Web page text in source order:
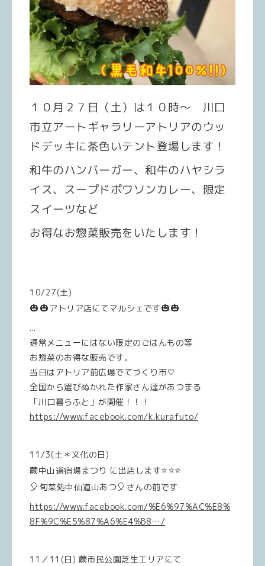
１０月２７日（土）は１０時～ 川口
市立アートギャラリーアトリアのウッ
ドデッキに茶色いテント登場します！
和牛のハンバーガー、和牛のハヤシラ
イス、スープドポワソンカレー、限定
スイーツなど
お得なお惣菜販売をいたします！
10/27(土)
🎃🎃 アトリア店にてマルシェです🎃🎃
...
通常メニューにはない限定のごはんもの等
お惣菜のお得な販売です。
当日はアトリア前広場でてづくり市♡
全国から選びぬかれた作家さん達があつまる
「川口暮らふと」が開催！！！
https://www.facebook.com/k.kurafuto/
11/3(土＊文化の日)
蕨中山道宿場まつり に出店します⭐️⭐️⭐️
🎈 旬菜処中仙道山あつ 🎈 さんの前です
https://www.facebook.com/%E6%97%AC%E8%
8F%9C%E5%87%A6%E4%B8…/
11／11(日) 蕨市民公園芝生エリアにて